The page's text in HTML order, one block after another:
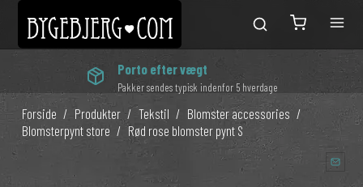
Porto efter vægt
Pakker sendes typisk indenfor 5 hverdage
Forside / Produkter / Tekstil / Blomster accessories /
Blomsterpynt store / Rød rose blomster pynt S